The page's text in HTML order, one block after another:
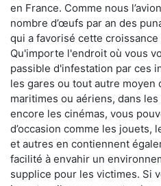
en France. Comme nous
nombre d’œufs par an des
qui a favorisé cette
Qu'importe l'endroit où vous
passible d'infestation par ces
les gares ou tout autre
maritimes ou aériens, dans
encore les cinémas, vous
d’occasion comme les jouets,
et autres en contiennent
facilité à envahir un
supplice pour les victimes. Si